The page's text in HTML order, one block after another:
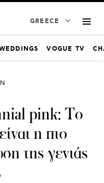
GREECE
VOGUE TV
pink: Το
η πιο
της γενιάς